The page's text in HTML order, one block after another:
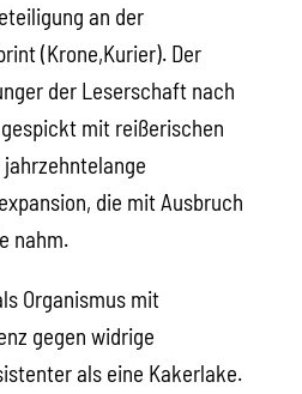
an der
(Krone,Kurier). Der
der Leserschaft nach
mit reißerischen
die mit Ausbruch
nahm.
Organismus mit
gegen widrige
als eine Kakerlake.